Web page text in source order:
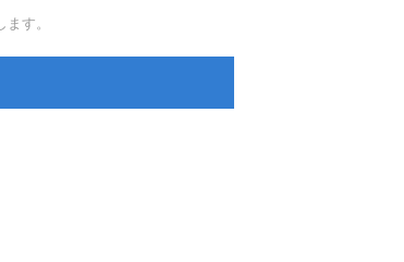
す。